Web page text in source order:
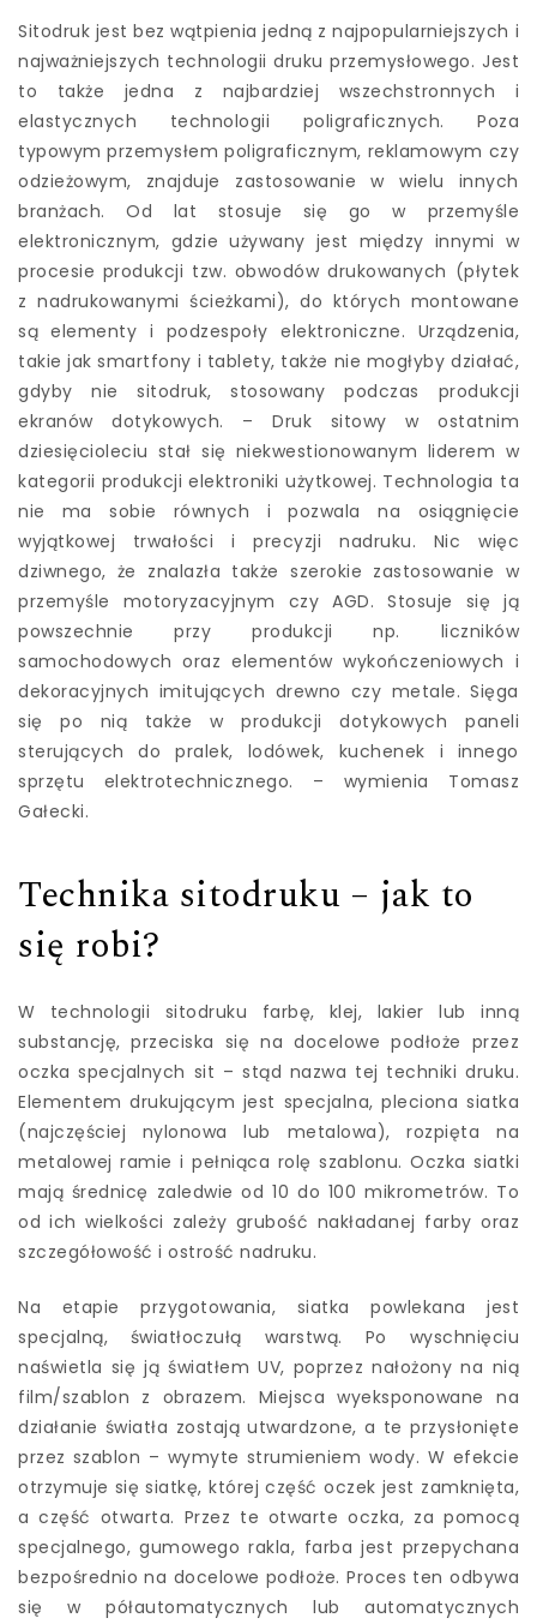
Sitodruk jest bez wątpienia jedną z najpopularniejszych i
najważniejszych technologii druku przemysłowego. Jest
to także jedna z najbardziej wszechstronnych i
elastycznych technologii poligraficznych. Poza
typowym przemysłem poligraficznym, reklamowym czy
odzieżowym, znajduje zastosowanie w wielu innych
branżach. Od lat stosuje się go w przemyśle
elektronicznym, gdzie używany jest między innymi w
procesie produkcji tzw. obwodów drukowanych (płytek
z nadrukowanymi ścieżkami), do których montowane
są elementy i podzespoły elektroniczne. Urządzenia,
takie jak smartfony i tablety, także nie mogłyby działać,
gdyby nie sitodruk, stosowany podczas produkcji
ekranów dotykowych. – Druk sitowy w ostatnim
dziesięcioleciu stał się niekwestionowanym liderem w
kategorii produkcji elektroniki użytkowej. Technologia ta
nie ma sobie równych i pozwala na osiągnięcie
wyjątkowej trwałości i precyzji nadruku. Nic więc
dziwnego, że znalazła także szerokie zastosowanie w
przemyśle motoryzacyjnym czy AGD. Stosuje się ją
powszechnie przy produkcji np. liczników
samochodowych oraz elementów wykończeniowych i
dekoracyjnych imitujących drewno czy metale. Sięga
się po nią także w produkcji dotykowych paneli
sterujących do pralek, lodówek, kuchenek i innego
sprzętu elektrotechnicznego. – wymienia Tomasz
Gałecki.
Technika sitodruku – jak to
się robi?
W technologii sitodruku farbę, klej, lakier lub inną
substancję, przeciska się na docelowe podłoże przez
oczka specjalnych sit – stąd nazwa tej techniki druku.
Elementem drukującym jest specjalna, pleciona siatka
(najczęściej nylonowa lub metalowa), rozpięta na
metalowej ramie i pełniąca rolę szablonu. Oczka siatki
mają średnicę zaledwie od 10 do 100 mikrometrów. To
od ich wielkości zależy grubość nakładanej farby oraz
szczegółowość i ostrość nadruku.
Na etapie przygotowania, siatka powlekana jest
specjalną, światłoczułą warstwą. Po wyschnięciu
naświetla się ją światłem UV, poprzez nałożony na nią
film/szablon z obrazem. Miejsca wyeksponowane na
działanie światła zostają utwardzone, a te przysłonięte
przez szablon – wymyte strumieniem wody. W efekcie
otrzymuje się siatkę, której część oczek jest zamknięta,
a część otwarta. Przez te otwarte oczka, za pomocą
specjalnego, gumowego rakla, farba jest przepychana
bezpośrednio na docelowe podłoże. Proces ten odbywa
się w półautomatycznych lub automatycznych